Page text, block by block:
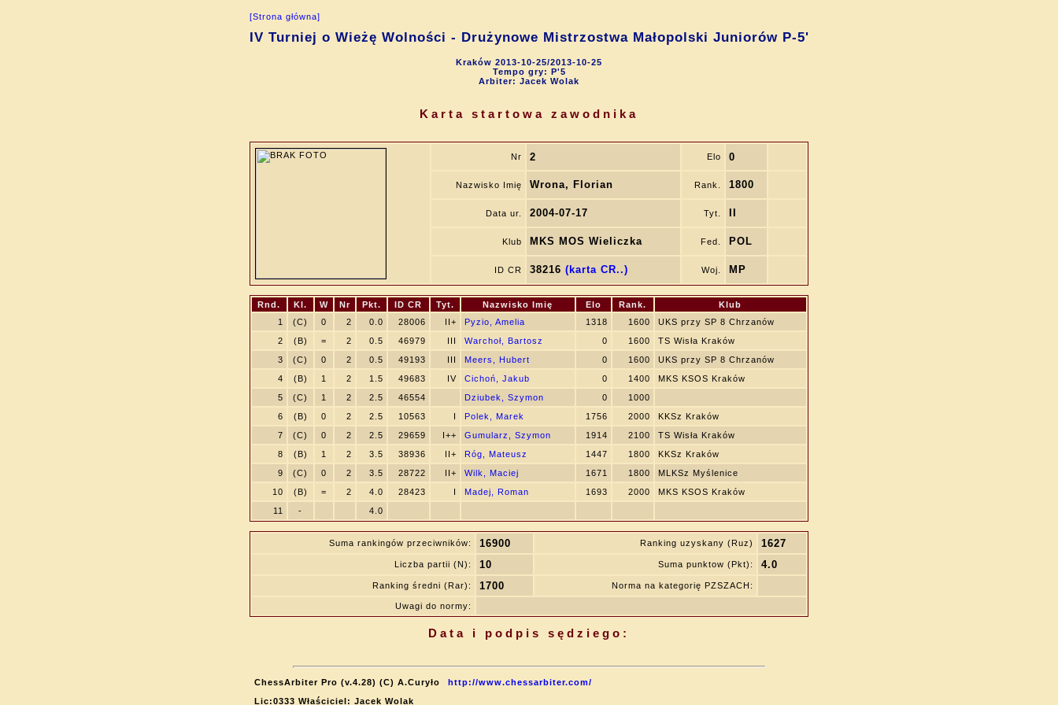
[Strona główna]
IV Turniej o Wieżę Wolności - Drużynowe Mistrzostwa Małopolski Juniorów P-5'
Kraków 2013-10-25/2013-10-25
Tempo gry: P'5
Arbiter: Jacek Wolak
Karta startowa zawodnika
Nr 2 Elo 0
Nazwisko Imię Wrona, Florian Rank. 1800
Data ur. 2004-07-17 Tyt.
Klub MKS MOS Wieliczka Fed. POL
ID CR 38216 (karta CR..) Woj. MP
Rnd. Kl. W Nr Pkt. ID CR Tyt. Nazwisko Imię Elo Rank.
Klub
1
(C) 0 2 0.0 28006 II+ Pyzio, Amelia 1318 1600
UKS przy SP 8 Chrzanów
2
(B) = 2 0.5 46979 III Warchoł, Bartosz 0 1600
TS Wisła Kraków
3
(C) 0 2 0.5 49193 III Meers, Hubert 0 1600
UKS przy SP 8 Chrzanów
4
(B) 1 2 1.5 49683 IV Cichoń, Jakub 0 1400
MKS KSOS Kraków
5
(C) 1 2 2.5 46554 Dziubek, Szymon 0
1000
6
(B) 0 2 2.5 10563 I Polek, Marek 1756 2000
KKSz Kraków
7
(C) 0 2 2.5 29659 I++ Gumularz, Szymon 1914 2100
TS Wisła Kraków
8
(B) 1 2 3.5 38936 II+ Róg, Mateusz 1447 1800
KKSz Kraków
9
(C) 0 2 3.5 28722 II+ Wilk, Maciej 1671 1800
MLKSz Myślenice
10
(B) = 2 4.0 28423 I Madej, Roman 1693 2000
MKS KSOS Kraków
11
- 4.0
Suma rankingów przeciwników: 16900 Ranking uzyskany (Ruz) 1627
Liczba partii (N): 10 Suma punktow (Pkt): 4.0
Ranking średni (Rar): 1700 Norma na kategorię PZSZACH:
Uwagi do normy:
Data i podpis sędziego:
ChessArbiter Pro (v.4.28) (C) A.Curyło
http://www.chessarbiter.com/
Lic:0333 Właściciel: Jacek Wolak